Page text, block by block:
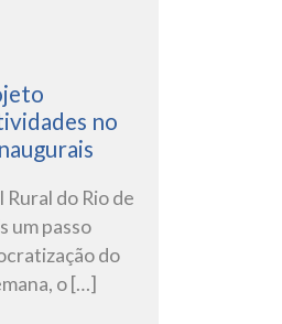
no
do Rio de
um passo
do
o […]